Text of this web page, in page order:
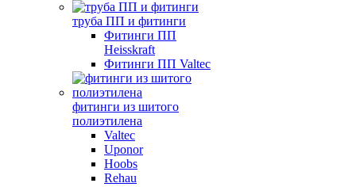
труба ПП и фитинги
Фитинги ПП
Heisskraft
Фитинги ПП Valtec
фитинги из шитого
полиэтилена
Valtec
Uponor
Hoobs
Rehau